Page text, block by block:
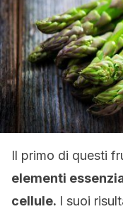
Il primo di questi
elementi
cellule. I suoi